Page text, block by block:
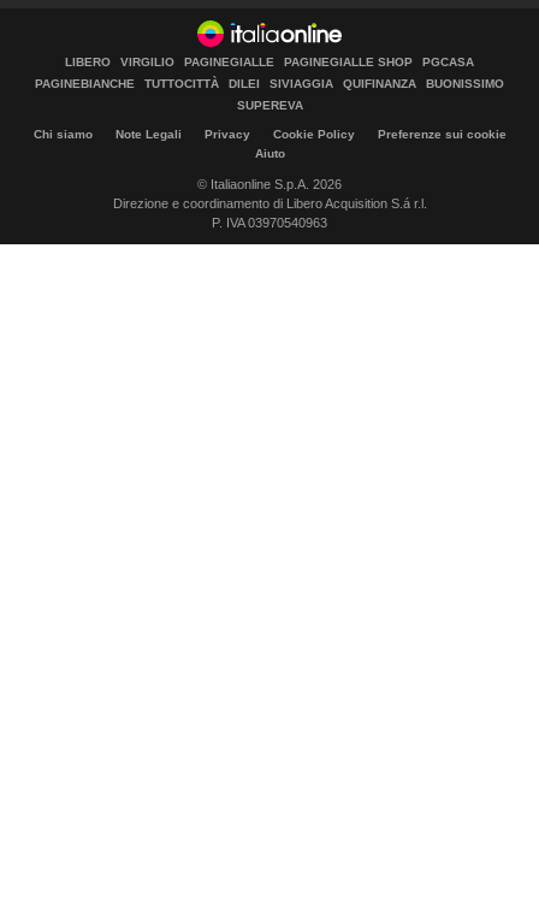
LIBERO VIRGILIO PAGINEGIALLE PAGINEGIALLE SHOP
PGCASA
PAGINEBIANCHE
TUTTOCITTÀ DILEI SIVIAGGIA QUIFINANZA
BUONISSIMO
SUPEREVA
Chi siamo Note Legali Privacy Cookie Policy
Preferenze sui cookie
Aiuto
© Italiaonline S.p.A. 2026
Direzione e coordinamento di Libero Acquisition S.á r.l.
P. IVA 03970540963